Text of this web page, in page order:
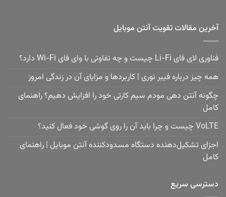
آخرین مقالات تقویت آنتن موبایل
فناوری لای فای Li-Fi چیست و چه تفاوتی با وای فای Wi-Fi دارد؟
همه چیز درباره فیبر نوری | کاربردها و مزایای آن در زندگی امروز
چگونه آنتن دهی مودم سیم کارتی خود را افزایش دهیم؟ راهنمای
کامل
VoLTE چیست و چرا باید آن را روی گوشی خود فعال کنید؟
اجزای تشکیل‌دهنده دستگاه مسدودکننده آنتن موبایل | راهنمای
کامل
دسترسی سریع